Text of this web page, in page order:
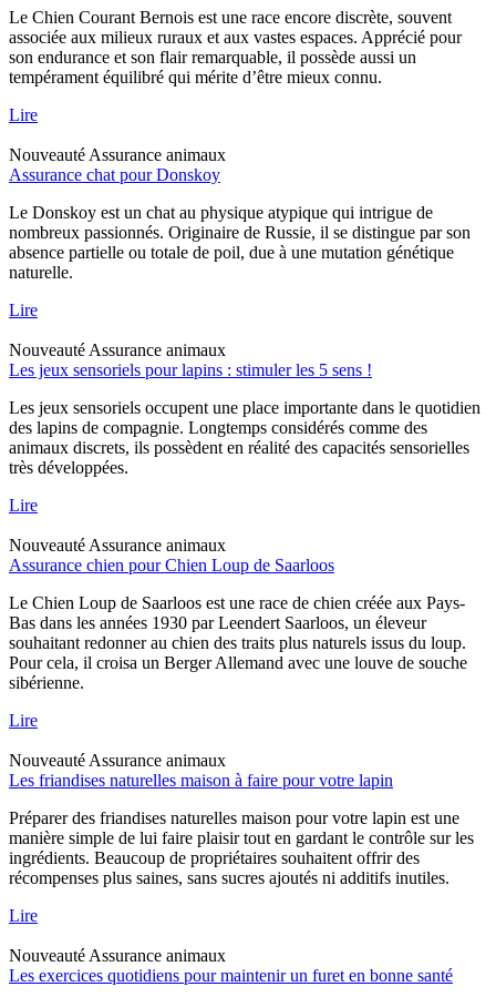
Le Chien Courant Bernois est une race encore discrète, souvent
associée aux milieux ruraux et aux vastes espaces. Apprécié pour
son endurance et son flair remarquable, il possède aussi un
tempérament équilibré qui mérite d’être mieux connu.
Lire
Nouveauté Assurance animaux
Assurance chat pour Donskoy
Le Donskoy est un chat au physique atypique qui intrigue de
nombreux passionnés. Originaire de Russie, il se distingue par son
absence partielle ou totale de poil, due à une mutation génétique
naturelle.
Lire
Nouveauté Assurance animaux
Les jeux sensoriels pour lapins : stimuler les 5 sens !
Les jeux sensoriels occupent une place importante dans le quotidien
des lapins de compagnie. Longtemps considérés comme des
animaux discrets, ils possèdent en réalité des capacités sensorielles
très développées.
Lire
Nouveauté Assurance animaux
Assurance chien pour Chien Loup de Saarloos
Le Chien Loup de Saarloos est une race de chien créée aux Pays-
Bas dans les années 1930 par Leendert Saarloos, un éleveur
souhaitant redonner au chien des traits plus naturels issus du loup.
Pour cela, il croisa un Berger Allemand avec une louve de souche
sibérienne.
Lire
Nouveauté Assurance animaux
Les friandises naturelles maison à faire pour votre lapin
Préparer des friandises naturelles maison pour votre lapin est une
manière simple de lui faire plaisir tout en gardant le contrôle sur les
ingrédients. Beaucoup de propriétaires souhaitent offrir des
récompenses plus saines, sans sucres ajoutés ni additifs inutiles.
Lire
Nouveauté Assurance animaux
Les exercices quotidiens pour maintenir un furet en bonne santé